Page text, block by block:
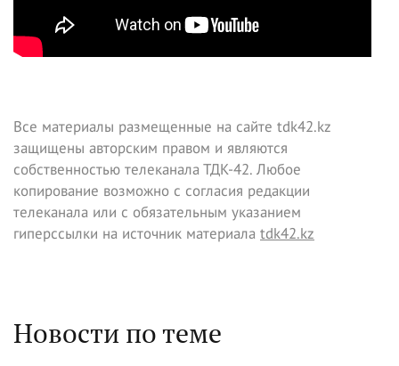
Все материалы размещенные на сайте tdk42.kz
защищены авторским правом и являются
собственностью телеканала ТДК-42. Любое
копирование возможно с согласия редакции
телеканала или с обязательным указанием
гиперссылки на источник материала tdk42.kz
Новости по теме